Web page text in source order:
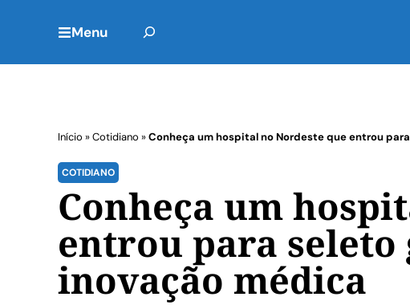
Menu
Início »Cotidiano »Conheça um hospital no Nordeste que entrou
COTIDIANO
Conheça um
entrou para
inovação médica